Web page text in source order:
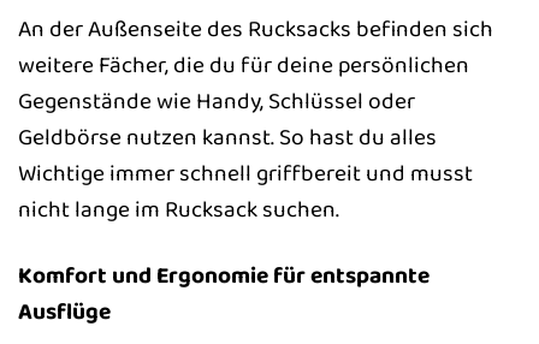
An der Außenseite des Rucksacks befinden sich
weitere Fächer, die du für deine persönlichen
Gegenstände wie Handy, Schlüssel oder
Geldbörse nutzen kannst. So hast du alles
Wichtige immer schnell griffbereit und musst
nicht lange im Rucksack suchen.
Komfort und Ergonomie für entspannte
Ausflüge